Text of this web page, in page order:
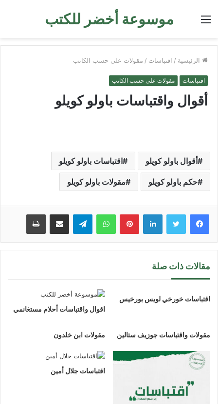
موسوعة أخضر للكتب القائمة
الرئيسية / اقتباسات / مقولات على حسب الكاتب
اقتباسات مقولات على حسب الكاتب
أقوال واقتباسات باولو كويلو
أقوال باولو كويلو اقتباسات باولو كويلو
حكم باولو كويلو مقولات باولو كويلو
لينكدإن بينتيريستواتساب تيلقرام مشاركة عبر البريد طباعة
مقالات ذات صلة
اقتباسات خورخي لويس بورخيس
اقوال واقتباسات أحلام مستغانمي
مقولات واقتباسات جوزيف ستالين مقولات ابن خلدون
اقتباسات جلال أمين